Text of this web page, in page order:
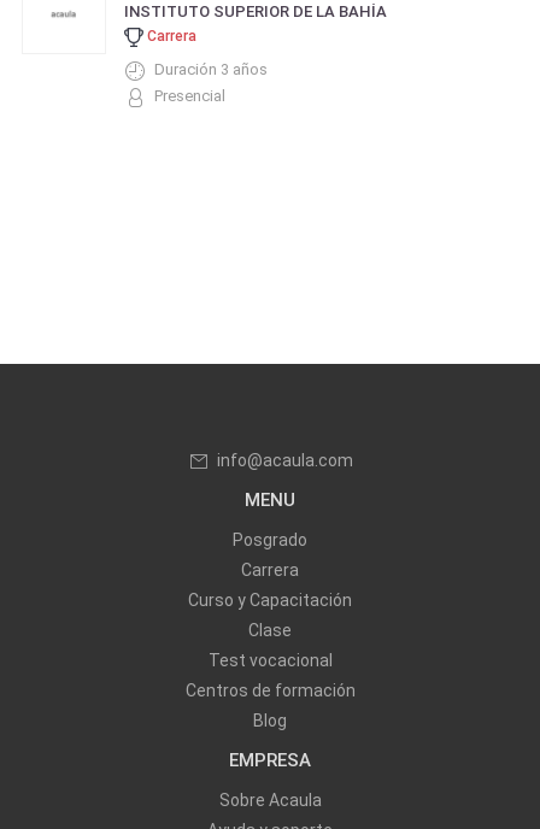
INSTITUTO SUPERIOR DE LA BAHÍA
Carrera
Duración 3 años
Presencial
info@acaula.com
MENU
Posgrado
Carrera
Curso y Capacitación
Clase
Test vocacional
Centros de formación
Blog
EMPRESA
Sobre Acaula